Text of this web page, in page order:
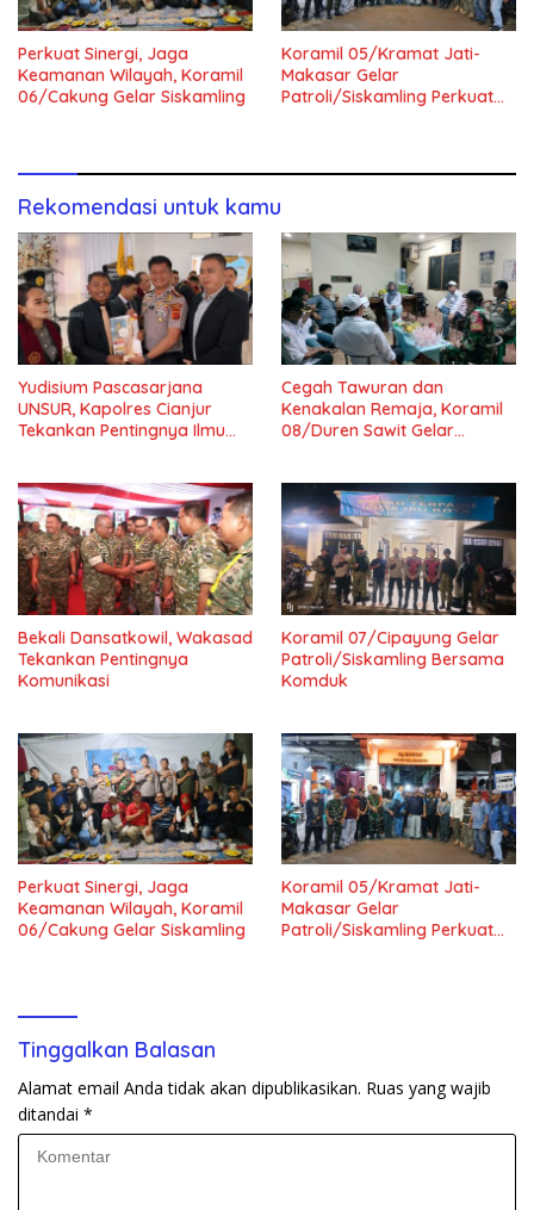
Perkuat Sinergi, Jaga
Keamanan Wilayah, Koramil
06/Cakung Gelar Siskamling
Koramil 05/Kramat Jati-
Makasar Gelar
Patroli/Siskamling Perkuat
Rekomendasi untuk kamu
Yudisium Pascasarjana
UNSUR, Kapolres Cianjur
Tekankan Pentingnya Ilmu
Cegah Tawuran dan
Kenakalan Remaja, Koramil
08/Duren Sawit Gelar
Bekali Dansatkowil, Wakasad
Tekankan Pentingnya
Komunikasi
Koramil 07/Cipayung Gelar
Patroli/Siskamling Bersama
Komduk
Perkuat Sinergi, Jaga
Keamanan Wilayah, Koramil
06/Cakung Gelar Siskamling
Koramil 05/Kramat Jati-
Makasar Gelar
Patroli/Siskamling Perkuat
Tinggalkan Balasan
Alamat email Anda tidak akan dipublikasikan. Ruas yang wajib
ditandai *